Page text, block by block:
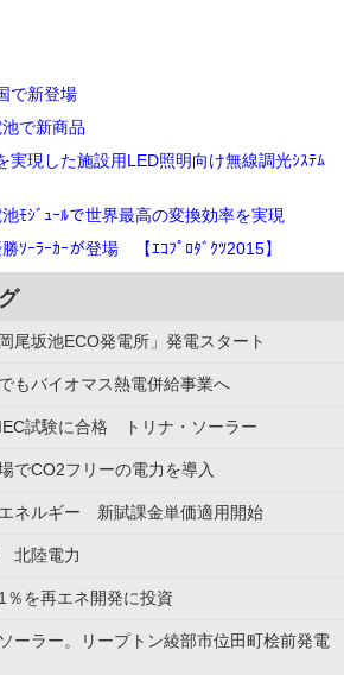
で新登場
池で新商品
実現した施設用LED照明向け無線調光ｼｽﾃﾑ
池ﾓｼﾞｭｰﾙで世界最高の変換効率を実現
ｿｰﾗｰｶｰが登場 【ｴｺﾌﾟﾛﾀﾞｸﾂ2015】
尾坂池ECO発電所」発電スタート
もバイオマス熱電併給事業へ
試験に合格 トリナ・ソーラー
でCO2フリーの電力を導入
ネルギー 新賦課金単価適用開始
北陸電力
％を再エネ開発に投資
ーラー。リープトン綾部市位田町桧前発電